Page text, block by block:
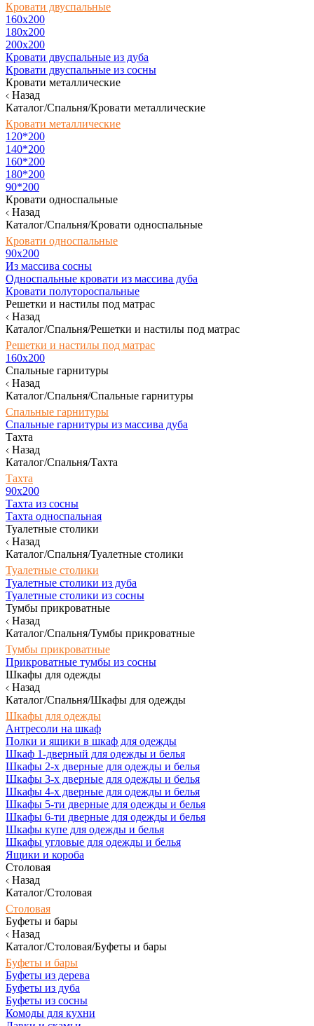
Кровати двуспальные
160х200
180x200
200x200
Кровати двуспальные из дуба
Кровати двуспальные из сосны
Кровати металлические
Назад
Каталог/Спальня/Кровати металлические
Кровати металлические
120*200
140*200
160*200
180*200
90*200
Кровати односпальные
Назад
Каталог/Спальня/Кровати односпальные
Кровати односпальные
90х200
Из массива сосны
Односпальные кровати из массива дуба
Кровати полутороспальные
Решетки и настилы под матрас
Назад
Каталог/Спальня/Решетки и настилы под матрас
Решетки и настилы под матрас
160х200
Спальные гарнитуры
Назад
Каталог/Спальня/Спальные гарнитуры
Спальные гарнитуры
Спальные гарнитуры из массива дуба
Тахта
Назад
Каталог/Спальня/Тахта
Тахта
90х200
Тахта из сосны
Тахта односпальная
Туалетные столики
Назад
Каталог/Спальня/Туалетные столики
Туалетные столики
Туалетные столики из дуба
Туалетные столики из сосны
Тумбы прикроватные
Назад
Каталог/Спальня/Тумбы прикроватные
Тумбы прикроватные
Прикроватные тумбы из сосны
Шкафы для одежды
Назад
Каталог/Спальня/Шкафы для одежды
Шкафы для одежды
Антресоли на шкаф
Полки и ящики в шкаф для одежды
Шкаф 1-дверный для одежды и белья
Шкафы 2-х дверные для одежды и белья
Шкафы 3-х дверные для одежды и белья
Шкафы 4-х дверные для одежды и белья
Шкафы 5-ти дверные для одежды и белья
Шкафы 6-ти дверные для одежды и белья
Шкафы купе для одежды и белья
Шкафы угловые для одежды и белья
Ящики и короба
Столовая
Назад
Каталог/Столовая
Столовая
Буфеты и бары
Назад
Каталог/Столовая/Буфеты и бары
Буфеты и бары
Буфеты из дерева
Буфеты из дуба
Буфеты из сосны
Комоды для кухни